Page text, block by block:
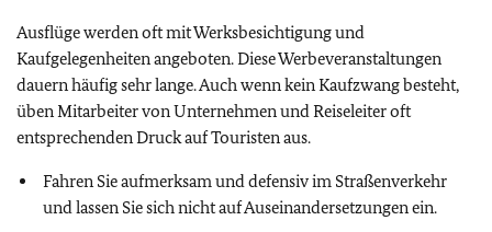
Ausflüge werden oft mit Werksbesichtigung und
Kaufgelegenheiten angeboten. Diese Werbeveranstaltungen
dauern häufig sehr lange. Auch wenn kein Kaufzwang besteht,
üben Mitarbeiter von Unternehmen und Reiseleiter oft
entsprechenden Druck auf Touristen aus.
Fahren Sie aufmerksam und defensiv im Straßenverkehr
und lassen Sie sich nicht auf Auseinandersetzungen ein.